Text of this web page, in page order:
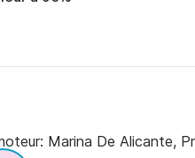
Marina De Alicante,